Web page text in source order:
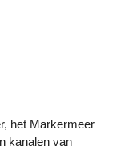
het Markermeer
kanalen van